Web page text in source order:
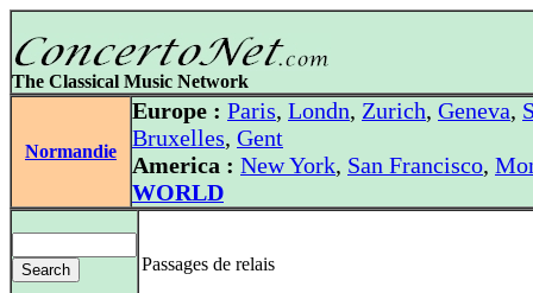
The Classical Music Network
Normandie
Europe : Paris, Londn, Zurich, Geneva,
Bruxelles, Gent
America : New York, San Francisco,
WORLD
Passages de relais